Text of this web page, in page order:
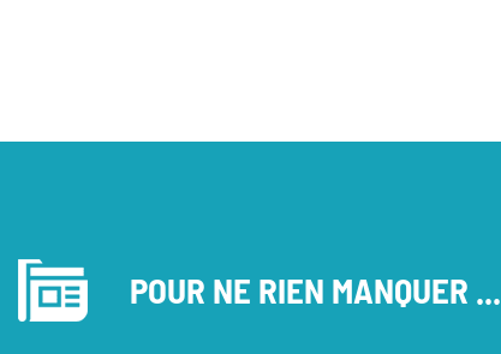
POUR NE RIEN MANQUER ...